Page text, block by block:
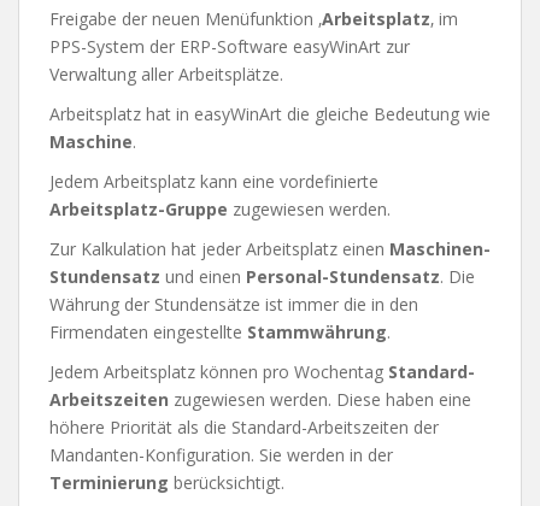
Freigabe der neuen Menüfunktion ‚Arbeitsplatz‚ im
PPS-System der ERP-Software easyWinArt zur
Verwaltung aller Arbeitsplätze.
Arbeitsplatz hat in easyWinArt die gleiche Bedeutung wie
Maschine.
Jedem Arbeitsplatz kann eine vordefinierte
Arbeitsplatz-Gruppe zugewiesen werden.
Zur Kalkulation hat jeder Arbeitsplatz einen Maschinen-
Stundensatz und einen Personal-Stundensatz. Die
Währung der Stundensätze ist immer die in den
Firmendaten eingestellte Stammwährung.
Jedem Arbeitsplatz können pro Wochentag Standard-
Arbeitszeiten zugewiesen werden. Diese haben eine
höhere Priorität als die Standard-Arbeitszeiten der
Mandanten-Konfiguration. Sie werden in der
Terminierung berücksichtigt.